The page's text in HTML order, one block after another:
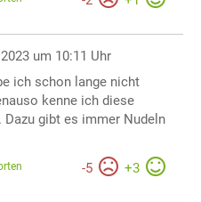
um 10:11 Uhr
ich schon lange nicht
kenne ich diese
Dazu gibt es immer Nudeln
-5 +3